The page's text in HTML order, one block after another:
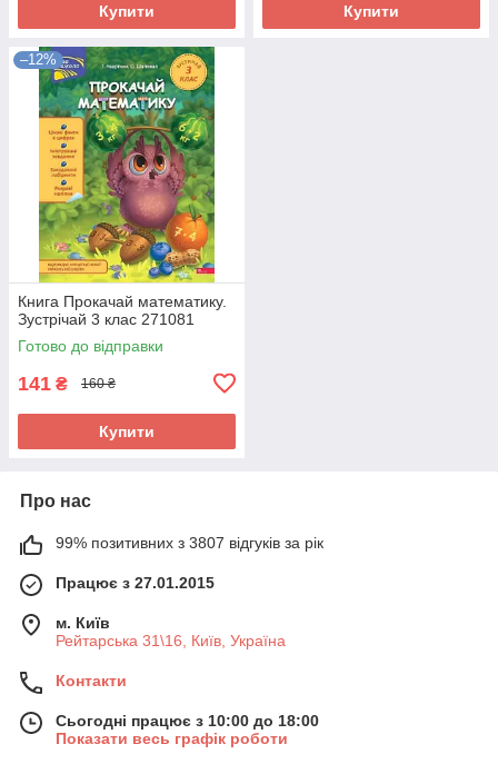
Купити Купити
–12%
Книга Прокачай математику.
Зустрічай 3 клас 271081
Готово до відправки
141 ₴ 160 ₴
Купити
Про нас
99% позитивних з 3807 відгуків за рік
Працює з 27.01.2015
м. Київ
Рейтарська 31\16, Київ, Україна
Контакти
Сьогодні працює з 10:00 до 18:00
Показати весь графік роботи